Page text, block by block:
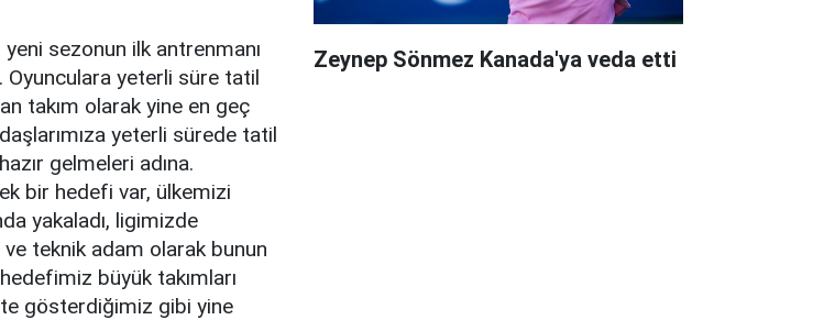
sezonun ilk antrenmanı
Oyunculara yeterli süre tatil
takım olarak yine en geç
yeterli sürede tatil
gelmeleri adına.
bir hedefi var, ülkemizi
yakaladı, ligimizde
teknik adam olarak bunun
büyük takımları
gösterdiğimiz gibi yine
Zeynep Sönmez Kanada'ya veda etti